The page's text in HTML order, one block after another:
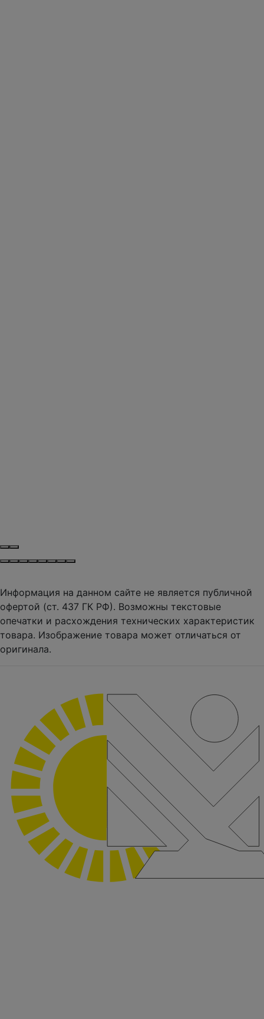
Информация на данном сайте не является публичной
офертой (ст. 437 ГК РФ). Возможны текстовые
опечатки и расхождения технических характеристик
товара. Изображение товара может отличаться от
оригинала.